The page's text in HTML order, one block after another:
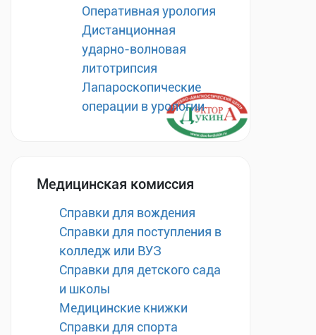
Оперативная урология
Дистанционная
ударно-волновая
литотрипсия
Лапароскопические
операции в урологии
Медицинская комиссия
Справки для вождения
Справки для поступления в
колледж или ВУЗ
Справки для детского сада
и школы
Медицинские книжки
Справки для спорта